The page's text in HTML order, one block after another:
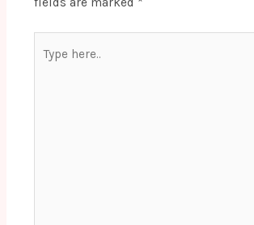
here..